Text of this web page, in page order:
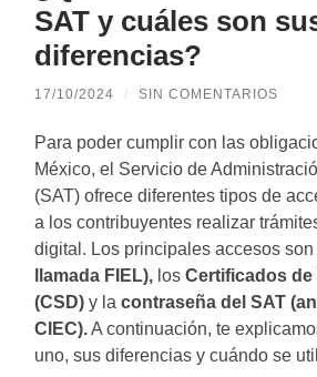
SAT y cuáles son
diferencias?
17/10/2024 / SIN COMENTARIOS
Para poder cumplir con las
México, el Servicio de
(SAT) ofrece diferentes tipos de
a los contribuyentes realizar
digital. Los principales accesos
llamada FIEL), losCertificados de
(CSD) y lacontraseña del SAT
CIEC).A continuación, te
uno, sus diferencias y cuándo se